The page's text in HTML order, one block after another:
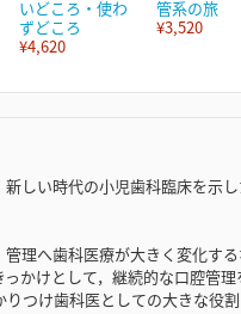
いどころ・使わ
ずどころ
¥4,620
管系の旅
¥3,520
しい時代の小児歯科臨床を示
理へ歯科医療が大きく変化す
かけとして，継続的な口腔管
りつけ歯科医としての大きな役